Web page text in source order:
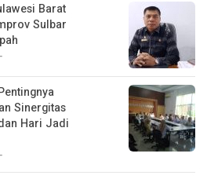
Barat
Sulbar
Sinergitas
Hari Jadi